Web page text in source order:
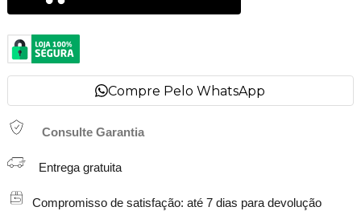
Compre Pelo WhatsApp
Consulte Garantia
Entrega gratuita
Compromisso de satisfação: até 7 dias para devolução